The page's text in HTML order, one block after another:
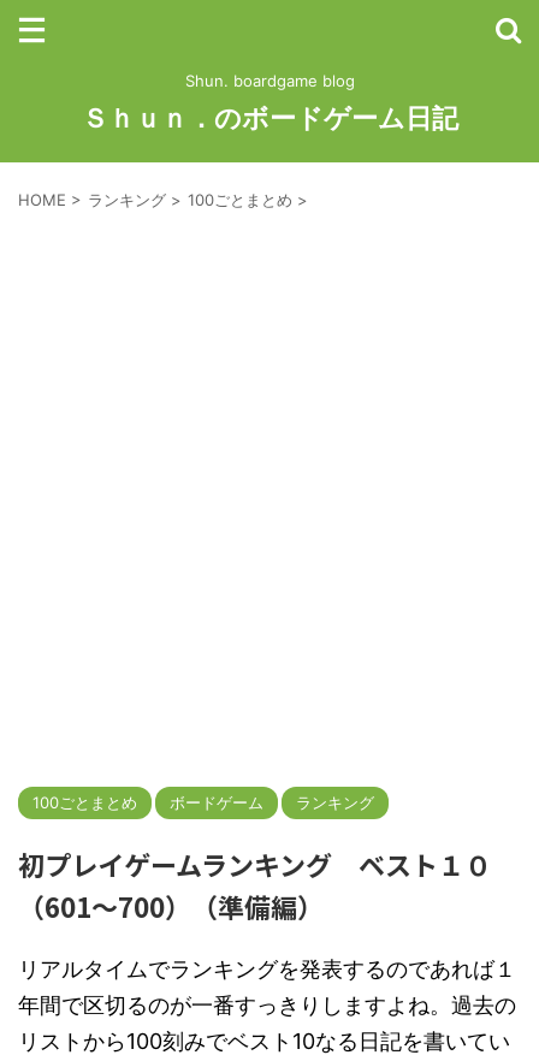
Shun. boardgame blog
Ｓｈｕｎ．のボードゲーム日記
HOME > ランキング > 100ごとまとめ >
100ごとまとめ ボードゲーム ランキング
初プレイゲームランキング ベスト１０
（601～700）（準備編）
リアルタイムでランキングを発表するのであれば１
年間で区切るのが一番すっきりしますよね。過去の
リストから100刻みでベスト10なる日記を書いてい